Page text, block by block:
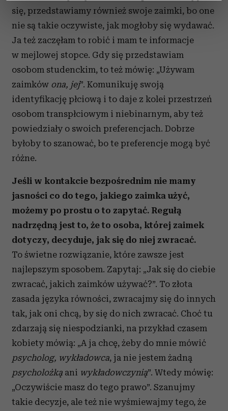
dane są przetwarzane oraz ustaw własne preferencje w
sekcji szczegółów
. W Deklaracji plików cookie możesz
zmienić lub wycofać swoją zgodę w dowolnej chwili.
Wykorzystujemy pliki cookie do spersonalizowania treści
i reklam, aby oferować funkcje społecznościowe i
analizować ruch w naszej witrynie. Informacje o tym, jak
korzystasz z naszej witryny, udostępniamy partnerom
społecznościowym, reklamowym i analitycznym.
Partnerzy mogą połączyć te informacje z innymi danymi
otrzymanymi od Ciebie lub uzyskanymi podczas
korzystania z ich usług.
się, przedstawiamy również swoje zaimki, bo one
nie są takie oczywiste, jak mogłoby się wydawać.
Ja też zaczęłam to robić i mam te informacje
w mejlowej stopce. Gdy się przedstawiam
osobom studenckim, to też mówię: „Używam
zaimków ona, jej”. Komunikuję swoją
identyfikację płciową i to daje z kolei przestrzeń
osobom transpłciowym i niebinarnym, aby też
powiedziały o swoich preferencjach. Dobrze
byłoby to szanować, bo te preferencje mogą być
różne.
Jeśli w kontakcie bezpośrednim nie mamy
jasności co do tego, jakiego zaimka użyć,
możemy po prostu o to zapytać. Regułą
nadrzędną jest to, że to osoba, której zaimek
dotyczy, decyduje, jak się do niej zwracać.
To świetne rozwiązanie, które zawsze jest
najlepszym sposobem. Zapytaj: „Jak się do ciebie
zwracać, jakich zaimków używać?”. To złota
zasada języka równości, zwracajmy się do innych
tak, jak oni chcą, by się do nich zwracać. Choć tu
zdarzają się niespodzianki, na przykład czasem
kobiety mówią: „A ja chcę, żeby do mnie mówić
psycholog, wykładowca, ja nie jestem żadną
psycholożką ani wykładowczynią”. Wtedy mówię:
„Oczywiście masz do tego prawo”. Szanujmy
takie decyzje, ale też nie wyśmiewajmy tego, że